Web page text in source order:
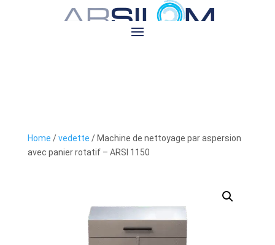
Home /vedette / Machine de nettoyage par aspersion
avec panier rotatif – ARSI 1150